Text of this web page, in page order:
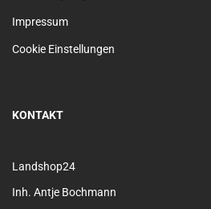
Impressum
Cookie Einstellungen
KONTAKT
Landshop24
Inh. Antje Bochmann